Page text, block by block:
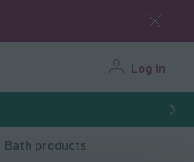
Log in
Bath products